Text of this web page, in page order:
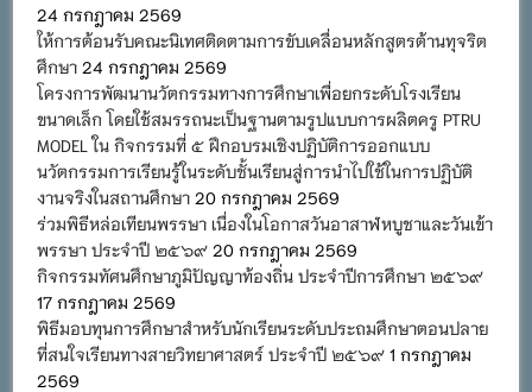
24 กรกฎาคม 2569
ให้การต้อนรับคณะนิเทศติดตามการขับเคลื่อนหลักสูตรต้านทุจริต
ศึกษา 24 กรกฎาคม 2569
โครงการพัฒนานวัตกรรมทางการศึกษาเพื่อยกระดับโรงเรียน
ขนาดเล็ก โดยใช้สมรรถนะเป็นฐานตามรูปแบบการผลิตครู PTRU
MODEL ใน กิจกรรมที่ ๕ ฝึกอบรมเชิงปฏิบัติการออกแบบ
นวัตกรรมการเรียนรู้ในระดับชั้นเรียนสู่การนำไปใช้ในการปฏิบัติ
งานจริงในสถานศึกษา 20 กรกฎาคม 2569
ร่วมพิธีหล่อเทียนพรรษา เนื่องในโอกาสวันอาสาฬหบูชาและวันเข้า
พรรษา ประจำปี ๒๕๖๙ 20 กรกฎาคม 2569
กิจกรรมทัศนศึกษาภูมิปัญญาท้องถิ่น ประจำปีการศึกษา ๒๕๖๙
17 กรกฎาคม 2569
พิธีมอบทุนการศึกษาสำหรับนักเรียนระดับประถมศึกษาตอนปลาย
ที่สนใจเรียนทางสายวิทยาศาสตร์ ประจำปี ๒๕๖๙ 1 กรกฎาคม
2569